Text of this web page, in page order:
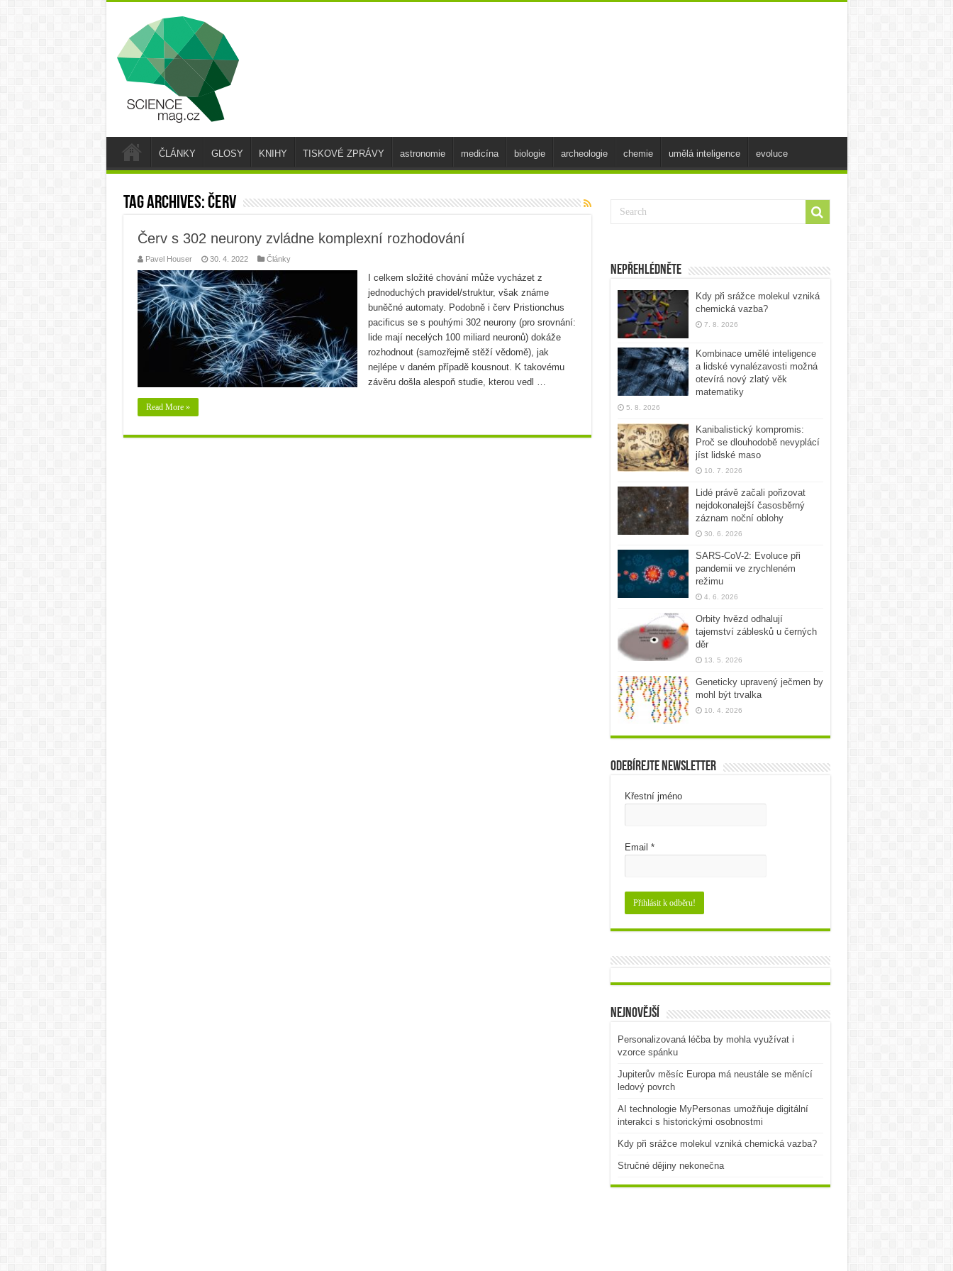
ČLÁNKY GLOSY KNIHY TISKOVÉ ZPRÁVY astronomie medicína biologie archeologie chemie umělá inteligence evoluce
Tag Archives:červ
Červ s 302 neurony zvládne komplexní rozhodování
Pavel Houser 30. 4. 2022 Články
I celkem složité chování může vycházet z
jednoduchých pravidel/struktur, však známe
buněčné automaty. Podobně i červ Pristionchus
pacificus se s pouhými 302 neurony (pro srovnání:
lide mají necelých 100 miliard neuronů) dokáže
rozhodnout (samozřejmě stěží vědomě), jak
nejlépe v daném případě kousnout. K takovému
závěru došla alespoň studie, kterou vedl …
Read More »
Nepřehlédněte
Kdy při srážce molekul vzniká
chemická vazba?
7. 8. 2026
Kombinace umělé inteligence
a lidské vynalézavosti možná
otevírá nový zlatý věk
matematiky
5. 8. 2026
Kanibalistický kompromis:
Proč se dlouhodobě nevyplácí
jíst lidské maso
10. 7. 2026
Lidé právě začali pořizovat
nejdokonalejší časosběrný
záznam noční oblohy
30. 6. 2026
SARS-CoV-2: Evoluce při
pandemii ve zrychleném
režimu
4. 6. 2026
Orbity hvězd odhalují
tajemství záblesků u černých
děr
13. 5. 2026
Geneticky upravený ječmen by
mohl být trvalka
10. 4. 2026
Odebírejte newsletter
Křestní jméno
Email *
Nejnovější
Personalizovaná léčba by mohla využívat i
vzorce spánku
Jupiterův měsíc Europa má neustále se měnící
ledový povrch
AI technologie MyPersonas umožňuje digitální
interakci s historickými osobnostmi
Kdy při srážce molekul vzniká chemická vazba?
Stručné dějiny nekonečna